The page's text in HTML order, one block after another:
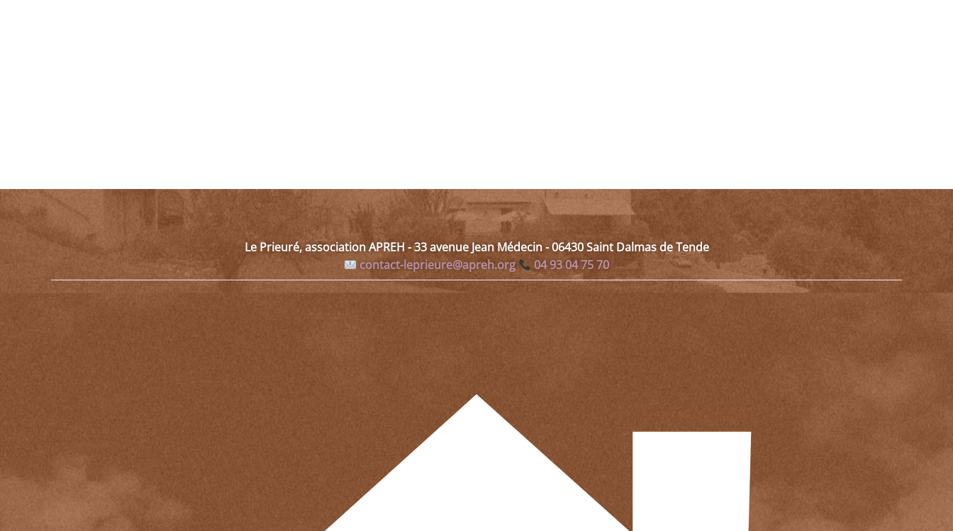
Le Prieuré, association APREH - 33 avenue Jean Médecin - 06430 Saint Dalmas de Tende
contact-leprieure@apreh.org
04 93 04 75 70